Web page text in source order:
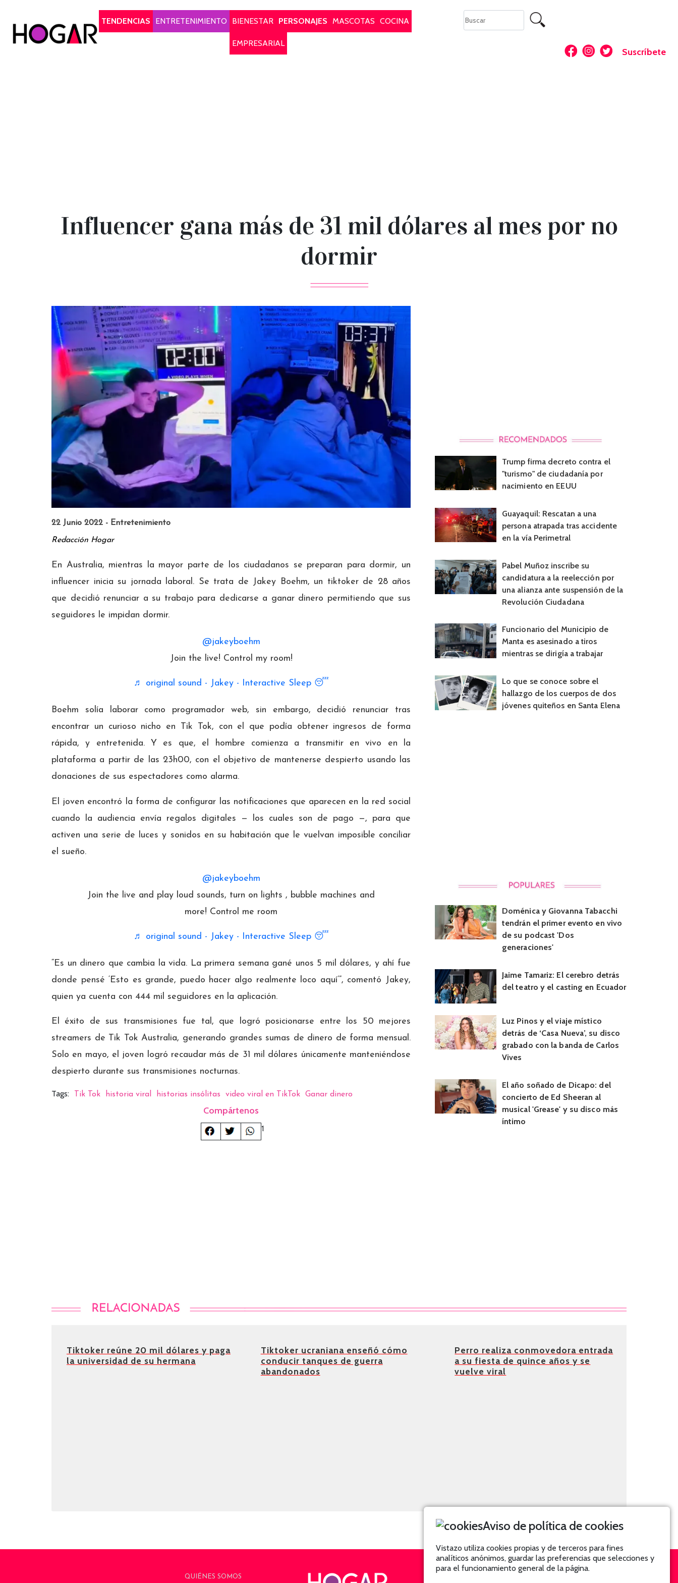
TENDENCIAS
ENTRETENIMIENTO BIENESTAR PERSONAJES MASCOTAS COCINA
EMPRESARIAL
Suscríbete
Influencer gana más de 31 mil dólares al mes por no
dormir
22 Junio 2022 - Entretenimiento
Redacción Hogar
En Australia, mientras la mayor parte de los ciudadanos se preparan para dormir, un
influencer inicia su jornada laboral. Se trata de Jakey Boehm, un tiktoker de 28 años
que decidió renunciar a su trabajo para dedicarse a ganar dinero permitiendo que sus
seguidores le impidan dormir.
@jakeyboehm
Join the live! Control my room!
♬ original sound - Jakey - Interactive Sleep 😴
Boehm solía laborar como programador web, sin embargo, decidió renunciar tras
encontrar un curioso nicho en Tik Tok, con el que podía obtener ingresos de forma
rápida, y entretenida. Y es que, el hombre comienza a transmitir en vivo en la
plataforma a partir de las 23h00, con el objetivo de mantenerse despierto usando las
donaciones de sus espectadores como alarma.
El joven encontró la forma de configurar las notificaciones que aparecen en la red social
cuando la audiencia envía regalos digitales — los cuales son de pago —, para que
activen una serie de luces y sonidos en su habitación que le vuelvan imposible conciliar
el sueño.
@jakeyboehm
Join the live and play loud sounds, turn on lights , bubble machines and
more! Control me room
♬ original sound - Jakey - Interactive Sleep 😴
“Es un dinero que cambia la vida. La primera semana gané unos 5 mil dólares, y ahí fue
donde pensé ‘Esto es grande, puedo hacer algo realmente loco aquí’”, comentó Jakey,
quien ya cuenta con 444 mil seguidores en la aplicación.
El éxito de sus transmisiones fue tal, que logró posicionarse entre los 50 mejores
streamers de Tik Tok Australia, generando grandes sumas de dinero de forma mensual.
Solo en mayo, el joven logró recaudar más de 31 mil dólares únicamente manteniéndose
despierto durante sus transmisiones nocturnas.
Tags: Tik Tok historia viral historias insólitas video viral en TikTok Ganar dinero
Compártenos
1
Trump firma decreto contra el
"turismo" de ciudadanía por
nacimiento en EEUU
Guayaquil: Rescatan a una
persona atrapada tras accidente
en la vía Perimetral
Pabel Muñoz inscribe su
candidatura a la reelección por
una alianza ante suspensión de la
Revolución Ciudadana
Funcionario del Municipio de
Manta es asesinado a tiros
mientras se dirigía a trabajar
Lo que se conoce sobre el
hallazgo de los cuerpos de dos
jóvenes quiteños en Santa Elena
Doménica y Giovanna Tabacchi
tendrán el primer evento en vivo
de su podcast 'Dos
generaciones'
Jaime Tamariz: El cerebro detrás
del teatro y el casting en Ecuador
Luz Pinos y el viaje místico
detrás de ‘Casa Nueva’, su disco
grabado con la banda de Carlos
Vives
El año soñado de Dicapo: del
concierto de Ed Sheeran al
musical 'Grease' y su disco más
íntimo
Tiktoker reúne 20 mil dólares y paga
la universidad de su hermana
Tiktoker ucraniana enseñó cómo
conducir tanques de guerra
abandonados
Perro realiza conmovedora entrada
a su fiesta de quince años y se
vuelve viral
QUIÉNES SOMOS
Aviso de política de cookies
Vistazo utiliza cookies propias y de terceros para fines
analíticos anónimos, guardar las preferencias que selecciones y
para el funcionamiento general de la página.